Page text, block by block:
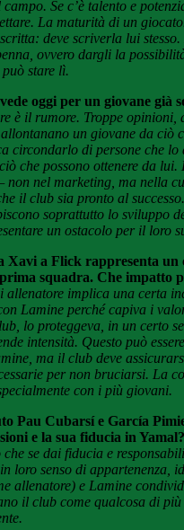
Se c’è talento e
La maturità di un
deve scriverla lui
ovvero dargli la
stare lì.
oggi per un giovane già
è il rumore. Troppe opinioni,
un giovane da ciò
circondarlo di persone che lo
che possono ottenere da
non nel marketing, ma nella
il club sia pronto al
soprattutto lo sviluppo
un ostacolo per il loro
Xavi a Flick rappresenta un
squadra. Che impatto
allenatore implica una certa
Lamine perché capiva i
lo proteggeva, in un certo
intensità. Questo può
ma il club deve
per non bruciarsi. La
con i più giovani.
Pau Cubarsí e García
e la sua fiducia in Yamal?
che se dai fiducia e
loro senso di appartenenza,
allenatore) e Lamine
il club come qualcosa di